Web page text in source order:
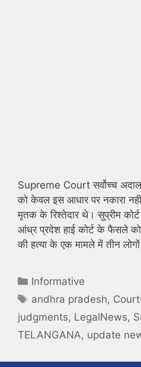
Supreme Court सर्वोच्च
को केवल इस आधार पर नकारा
मृतक के रिश्तेदार थे। सुप्रीम
आंध्र प्रदेश हाई कोर्ट के फैसले
की हत्या के एक मामले में तीन
Categories
Informative
Tags
andhra pradesh,
judgments, LegalNews,
TELANGANA, update